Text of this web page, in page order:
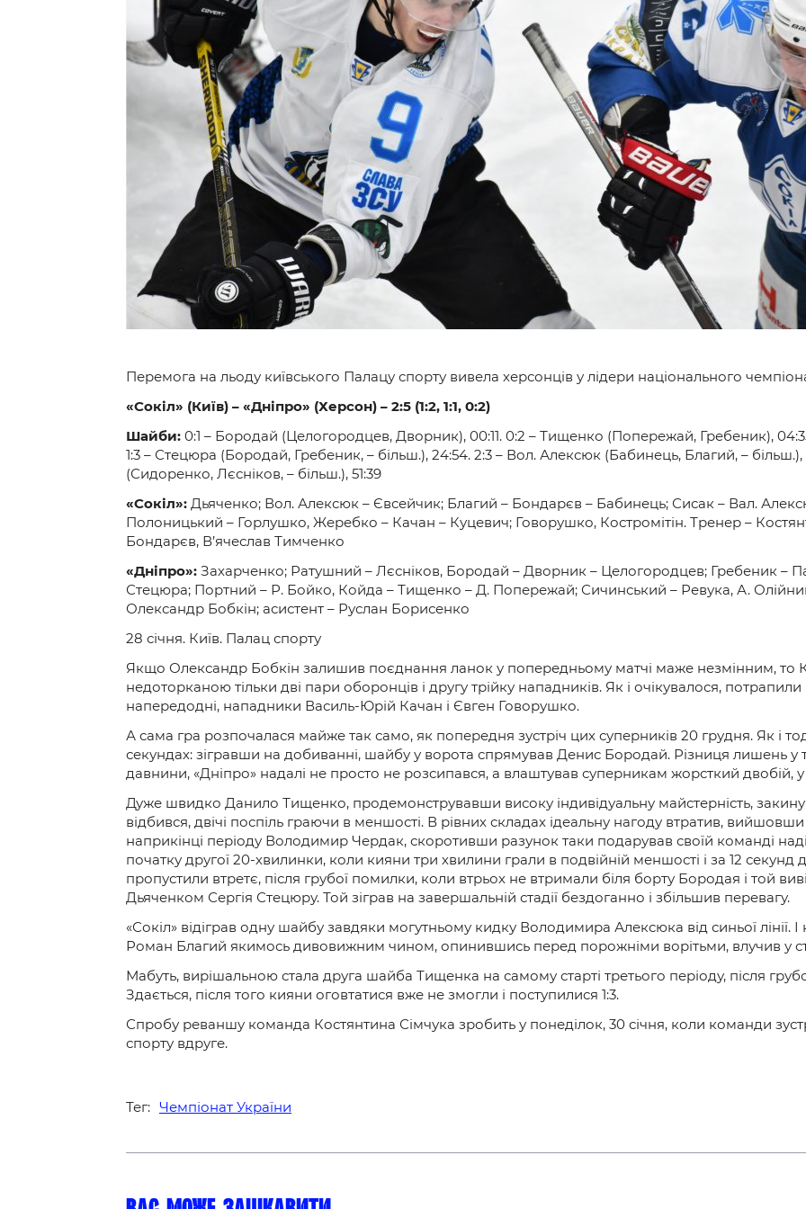
Перемога на льоду київського Палацу спорту вивела херсонців у лідери національного
«Сокіл» (Київ) – «Дніпро» (Херсон) – 2:5 (1:2, 1:1, 0:2)
Шайби: 0:1 – Бородай (Целогородцев, Дворник), 00:11. 0:2 – Тищенко (Попережай, Гребеник),
1:3 – Стецюра (Бородай, Гребеник, – більш.), 24:54. 2:3 – Вол. Алексюк (Бабинець, Благий, –
(Сидоренко, Лєсніков, – більш.), 51:39
«Сокіл»: Дьяченко; Вол. Алексюк – Євсейчик; Благий – Бондарєв – Бабинець; Сисак – Вал.
Полоницький – Горлушко, Жеребко – Качан – Куцевич; Говорушко, Костромітін. Тренер –
Бондарєв, В’ячеслав Тимченко
«Дніпро»: Захарченко; Ратушний – Лєсніков, Бородай – Дворник – Целогородцев; Гребеник –
Стецюра; Портний – Р. Бойко, Койда – Тищенко – Д. Попережай; Сичинський – Ревука, А.
Олександр Бобкін; асистент – Руслан Борисенко
28 січня. Київ. Палац спорту
Якщо Олександр Бобкін залишив поєднання ланок у попередньому матчі маже незмінним, то
недоторканою тільки дві пари оборонців і другу трійку нападників. Як і очікувалося,
напередодні, нападники Василь-Юрій Качан і Євген Говорушко.
А сама гра розпочалася майже так само, як попередня зустріч цих суперників 20 грудня. Як і
секундах: зігравши на добиванні, шайбу у ворота спрямував Денис Бородай. Різниця лишень у
давнини, «Дніпро» надалі не просто не розсипався, а влаштував суперникам жорсткий двобій,
Дуже швидко Данило Тищенко, продемонструвавши високу індивідуальну майстерність,
відбився, двічі поспіль граючи в меншості. В рівних складах ідеальну нагоду втратив,
наприкінці періоду Володимир Чердак, скоротивши разунок таки подарував своїй команді
початку другої 20-хвилинки, коли кияни три хвилини грали в подвійній меншості і за 12
пропустили втретє, після грубої помилки, коли втрьох не втримали біля борту Бородая і той
Дьяченком Сергія Стецюру. Той зіграв на завершальній стадії бездоганно і збільшив перевагу.
«Сокіл» відіграв одну шайбу завдяки могутньому кидку Володимира Алексюка від синьої лінії.
Роман Благий якимось дивовижним чином, опинившись перед порожніми ворітьми, влучив у
Мабуть, вирішальною стала друга шайба Тищенка на самому старті третього періоду, після
Здається, після того кияни оговтатися вже не змогли і поступилися 1:3.
Спробу реваншу команда Костянтина Сімчука зробить у понеділок, 30 січня, коли команди
спорту вдруге.
Тег: Чемпіонат України